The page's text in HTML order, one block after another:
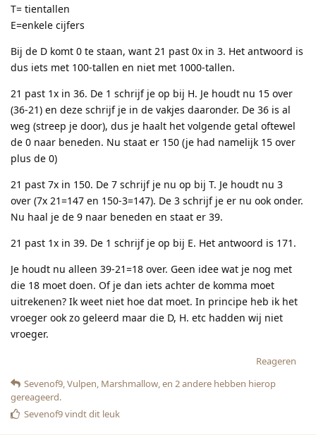
T= tientallen
E=enkele cijfers
Bij de D komt 0 te staan, want 21 past 0x in 3. Het antwoord is
dus iets met 100-tallen en niet met 1000-tallen.
21 past 1x in 36. De 1 schrijf je op bij H. Je houdt nu 15 over
(36-21) en deze schrijf je in de vakjes daaronder. De 36 is al
weg (streep je door), dus je haalt het volgende getal oftewel
de 0 naar beneden. Nu staat er 150 (je had namelijk 15 over
plus de 0)
21 past 7x in 150. De 7 schrijf je nu op bij T. Je houdt nu 3
over (7x 21=147 en 150-3=147). De 3 schrijf je er nu ook onder.
Nu haal je de 9 naar beneden en staat er 39.
21 past 1x in 39. De 1 schrijf je op bij E. Het antwoord is 171.
Je houdt nu alleen 39-21=18 over. Geen idee wat je nog met
die 18 moet doen. Of je dan iets achter de komma moet
uitrekenen? Ik weet niet hoe dat moet. In principe heb ik het
vroeger ook zo geleerd maar die D, H. etc hadden wij niet
vroeger.
Reageren
Sevenof9,Vulpen, Marshmallow, en 2andere hebben hierop
gereageerd.
Sevenof9vindt dit leuk